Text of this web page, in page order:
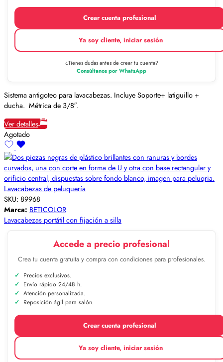
Crear cuenta profesional
Ya soy cliente, iniciar sesión
¿Tienes dudas antes de crear tu cuenta?
Consúltanos por WhatsApp
Sistema antigoteo para lavacabezas. Incluye Soporte+ latiguillo +
ducha. Métrica de 3/8″.
Ver detalles
Agotado
Lavacabezas de peluquería
SKU: 89968
Marca: BETICOLOR
Lavacabezas portátil con fijación a silla
Accede a precio profesional
Crea tu cuenta gratuita y compra con condiciones para profesionales.
Precios exclusivos.
Envío rápido 24/48 h.
Atención personalizada.
Reposición ágil para salón.
Crear cuenta profesional
Ya soy cliente, iniciar sesión